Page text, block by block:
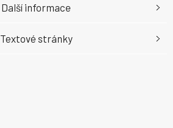
Další informace
Textové stránky